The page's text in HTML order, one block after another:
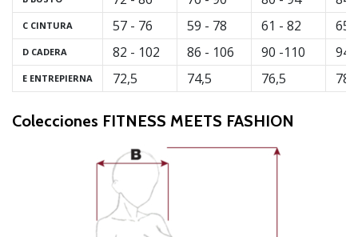
C CINTURA
D CADERA
E ENTREPIERNA
57 - 76
82 - 102
72,5
59 - 78
86 - 106
74,5
61 - 82
90 -110
76,5
65
94
Colecciones FITNESS MEETS FASHION